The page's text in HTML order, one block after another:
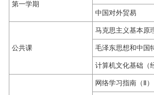
第一学期
中国对外贸易
公共课
马克思主义基本原
毛泽东思想和中国
计算机文化基础（
网络学习指南（Ⅱ）